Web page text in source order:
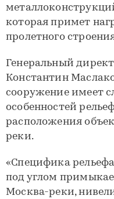
которая примет
пролетного
Генеральный
Константин
сооружение имеет
особенностей
расположения
реки.
«Специфика
под углом
Москва-реки,